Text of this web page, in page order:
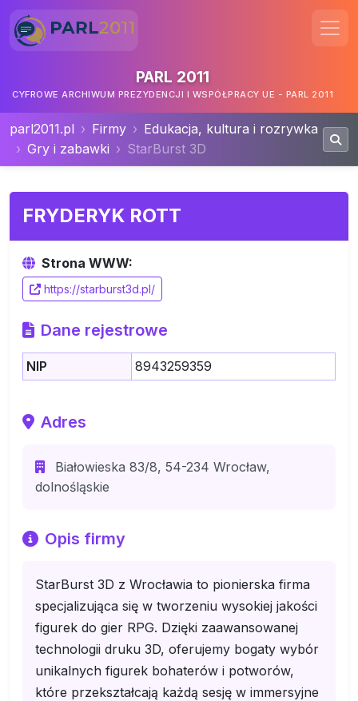
PARL 2011
CYFROWE ARCHIWUM PREZYDENCJI I WSPÓŁPRACY UE - PARL 2011
parl2011.pl Firmy
Edukacja, kultura i rozrywka
Gry i zabawki
StarBurst 3D
FRYDERYK ROTT
Strona WWW:
https://starburst3d.pl/
Dane rejestrowe
NIP 8943259359
Adres
Białowieska 83/8, 54-234 Wrocław,
dolnośląskie
Opis firmy
StarBurst 3D z Wrocławia to pionierska firma
specjalizująca się w tworzeniu wysokiej jakości
figurek do gier RPG. Dzięki zaawansowanej
technologii druku 3D, oferujemy bogaty wybór
unikalnych figurek bohaterów i potworów,
które przekształcają każdą sesję w immersyjne